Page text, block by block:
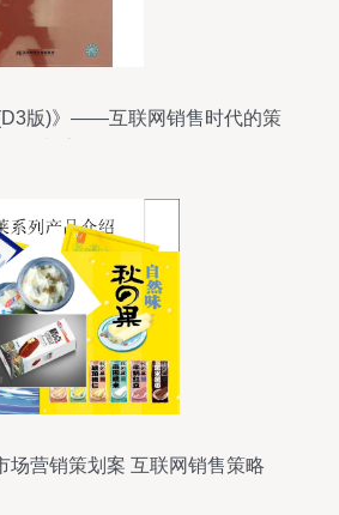
(D3版)》——互联网销售时代的策
场营销策划案 互联网销售策略